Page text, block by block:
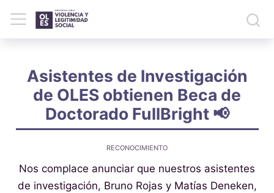
Asistentes de Investigación
de OLES obtienen Beca de
Doctorado FullBright 📢
RECONOCIMIENTO
Nos complace anunciar que nuestros asistentes
de investigación, Bruno Rojas y Matías Deneken,